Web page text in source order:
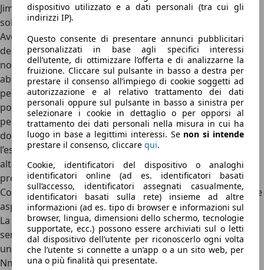
dispositivo utilizzato e a dati personali (tra cui gli
indirizzi IP).
Questo consente di presentare annunci pubblicitari
personalizzati in base agli specifici interessi
dell’utente, di ottimizzare l’offerta e di analizzarne la
fruizione. Cliccare sul pulsante in basso a destra per
prestare il consenso all’impiego di cookie soggetti ad
autorizzazione e al relativo trattamento dei dati
personali oppure sul pulsante in basso a sinistra per
selezionare i cookie in dettaglio o per opporsi al
trattamento dei dati personali nella misura in cui ha
luogo in base a legittimi interessi. Se non si intende
prestare il consenso, cliccare qui.
Cookie, identificatori del dispositivo o analoghi
identificatori online (ad es. identificatori basati
sull’accesso, identificatori assegnati casualmente,
identificatori basati sulla rete) insieme ad altre
informazioni (ad es. tipo di browser e informazioni sul
browser, lingua, dimensioni dello schermo, tecnologie
supportate, ecc.) possono essere archiviati sul o letti
dal dispositivo dell’utente per riconoscerlo ogni volta
che l’utente si connette a un’app o a un sito web, per
una o più finalità qui presentate.
Jimny Pro e Jimny (3 e 5 porte), però, rimane una e una
sola: la rete divisoria.
Avendo tolto la seconda fila sulla Jimny Pro, metà
dell’abitacolo è destinato al trasporto merci e la capacità
non è niente male, con 863 litri (33 litri più del Jimny M1
abbattendo gli schienali della seconda fila). Qui l’uso è
pensato per i professionisti ma ciò non toglie che si
possano caricare anche altre attrezzature, tra cui quelle
per il campeggio. Se la rete divisoria e l’assenza di tante
dotazioni rende molto diverse la Jimny dalla Jimny Pro, fa
l’esatto opposto laposizione di guida
alto, con le gambe piegate, e lo sterzo non è regolabile in
profondità.
Come si guida la Suzuki Jimny: vecchia scuola con il motore
aspirato. La leggerezza e il 4x4 i suoi segreti
La
proposta motoristica della Suzuki Jimnyè tra le più
semplici che si possano trovare sul mercato; il motore è
uno, il1.5 a benzina, 4 cilindri aspirato, con 102 CV e 130
Nm di coppia. La differenza la fa il cambio, a scelta tra